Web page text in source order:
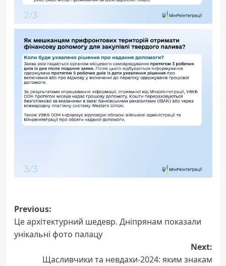
Post
navigation
Previous:
Це архітектурний шедевр. Дніпрянам показали
унікальні фото палацу
Next:
Щасливчики та невдахи-2024: яким знакам